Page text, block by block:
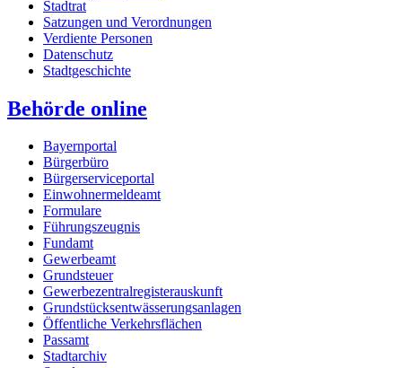
Stadtrat
Satzungen und Verordnungen
Verdiente Personen
Datenschutz
Stadtgeschichte
Behörde online
Bayernportal
Bürgerbüro
Bürgerserviceportal
Einwohnermeldeamt
Formulare
Führungszeugnis
Fundamt
Gewerbeamt
Grundsteuer
Gewerbezentralregisterauskunft
Grundstücksentwässerungsanlagen
Öffentliche Verkehrsflächen
Passamt
Stadtarchiv